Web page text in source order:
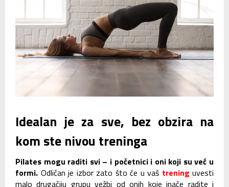
Idealan je za sve, bez obzira na
kom ste nivou treninga
Pilates mogu raditi svi – i početnici i oni koji su već u
formi. Odličan je izbor zato što će u vaš trening uvesti
malo drugačiju grupu vežbi od onih koje inače radite i